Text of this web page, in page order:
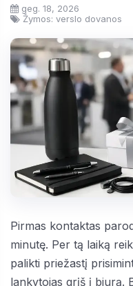
geg. 18, 2026
Žymos: verslo dovanos
Pirmas kontaktas
minutę. Per tą laiką
palikti priežastį
lankytojas grįš į biurą.